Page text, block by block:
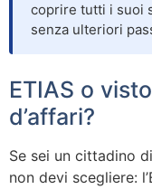
coprire tutti i suoi
senza ulteriori
ETIAS o
d’affari?
Se sei un cittadino
non devi scegliere: